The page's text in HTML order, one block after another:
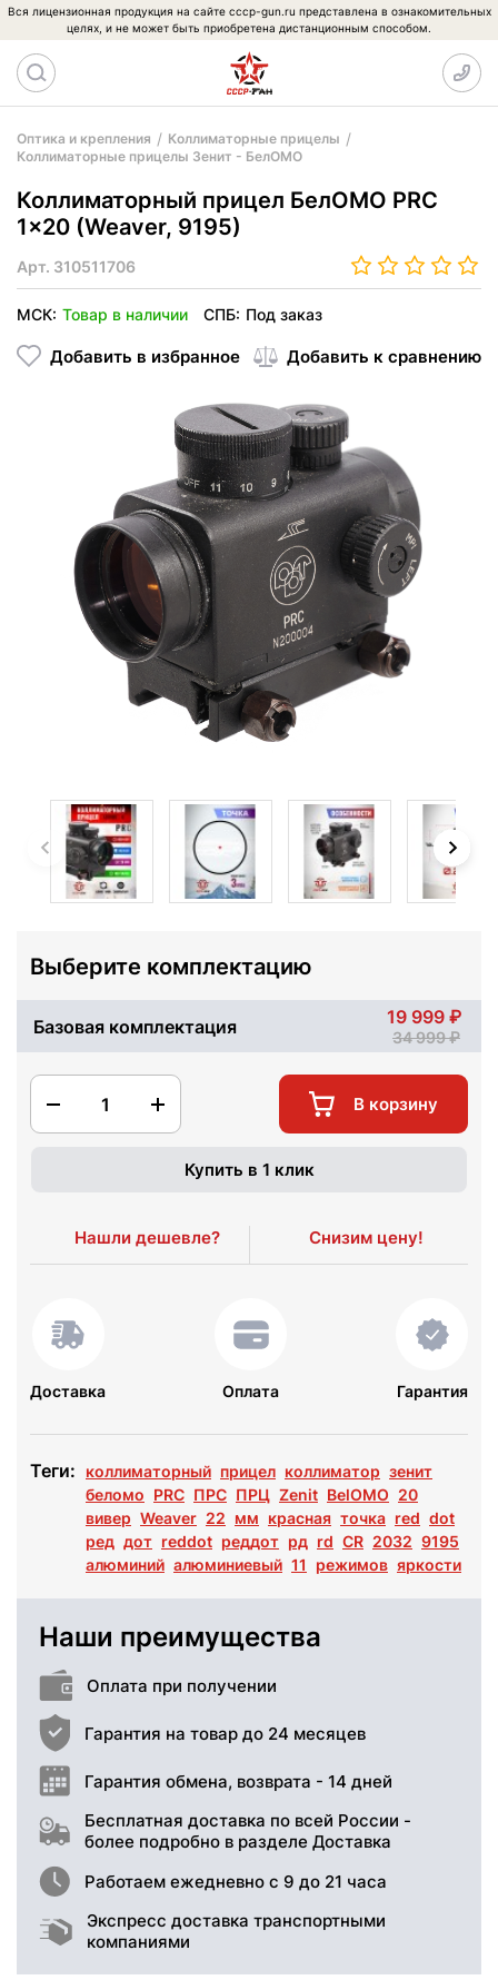
Вся лицензионная продукция на сайте cccp-gun.ru представлена в ознакомительных
целях, и не может быть приобретена дистанционным способом.
Оптика и крепления
Коллиматорные прицелы
Коллиматорные прицелы Зенит - БелОМО
Коллиматорный прицел БелОМО PRC
1x20 (Weaver, 9195)
Арт. 310511706
МСК: Товар в наличии СПБ: Под заказ
Добавить в избранное Добавить к сравнению
Выберите комплектацию
Базовая комплектация 19 999
34 999
1 В корзину
Купить в 1 клик
Нашли дешевле? Снизим цену!
Доставка Оплата Гарантия
Теги: коллиматорный прицел коллиматор зенит
беломо PRC ПРС ПРЦ Zenit BelOMO 20
вивер Weaver 22 мм красная точка red dot
ред дот reddot реддот рд rd CR 2032 9195
алюминий алюминиевый 11 режимов яркости
Наши преимущества
Оплата при получении
Гарантия на товар до 24 месяцев
Гарантия обмена, возврата - 14 дней
Бесплатная доставка по всей России -
более подробно в разделе Доставка
Работаем ежедневно с 9 до 21 часа
Экспресс доставка транспортными
компаниями